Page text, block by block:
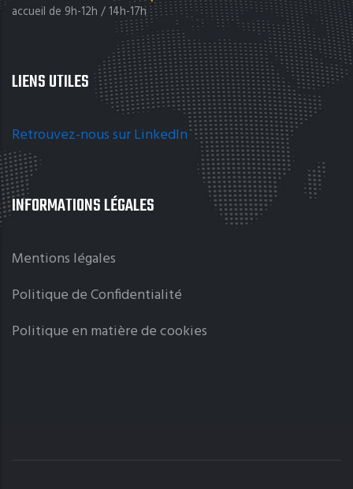
accueil de 9h-12h / 14h-17h
LIENS UTILES
Retrouvez-nous sur LinkedIn
INFORMATIONS LÉGALES
Mentions légales
Politique de Confidentialité
Politique en matière de cookies